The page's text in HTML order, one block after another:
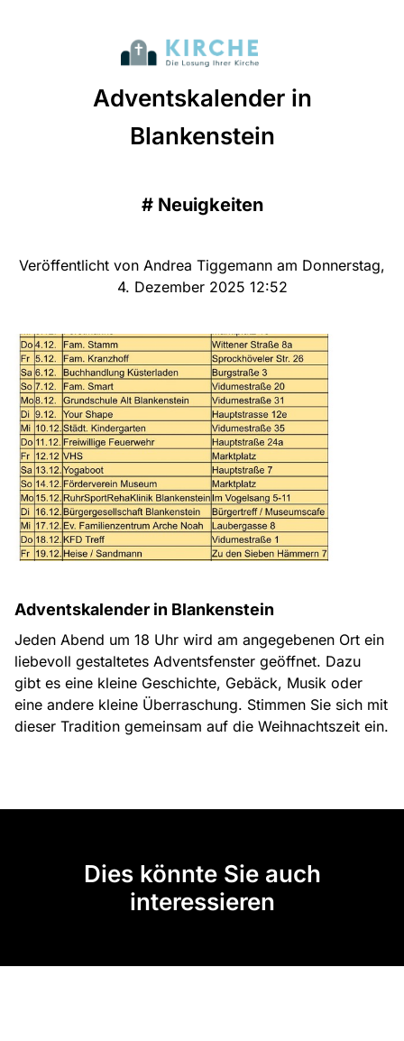
Adventskalender in
Blankenstein
# Neuigkeiten
Veröffentlicht von Andrea Tiggemann am Donnerstag,
4. Dezember 2025 12:52
Adventskalender in Blankenstein
Jeden Abend um 18 Uhr wird am angegebenen Ort ein
liebevoll gestaltetes Adventsfenster geöffnet. Dazu
gibt es eine kleine Geschichte, Gebäck, Musik oder
eine andere kleine Überraschung. Stimmen Sie sich mit
dieser Tradition gemeinsam auf die Weihnachtszeit ein.
Dies könnte Sie auch
interessieren